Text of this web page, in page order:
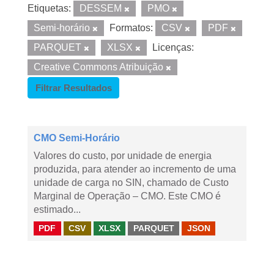
Etiquetas: DESSEM
PMO
Semi-horário
Formatos: CSV
PDF
PARQUET
XLSX
Licenças:
Creative Commons Atribuição
Filtrar Resultados
CMO Semi-Horário
Valores do custo, por unidade de energia
produzida, para atender ao incremento de uma
unidade de carga no SIN, chamado de Custo
Marginal de Operação – CMO. Este CMO é
estimado...
PDF CSV XLSX PARQUET JSON